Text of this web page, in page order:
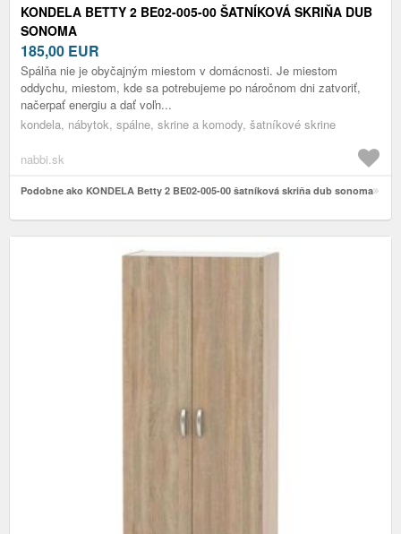
KONDELA BETTY 2 BE02-005-00 ŠATNÍKOVÁ SKRIŇA DUB
SONOMA
185,00 EUR
Spálňa nie je obyčajným miestom v domácnosti. Je miestom
oddychu, miestom, kde sa potrebujeme po náročnom dni zatvoriť,
načerpať energiu a dať voľn...
kondela, nábytok, spálne, skrine a komody, šatníkové skrine
nabbi.sk
Podobne ako KONDELA Betty 2 BE02-005-00 šatníková skriňa dub sonoma